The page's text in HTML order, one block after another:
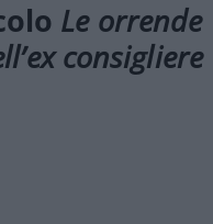
Le orrende
consigliere